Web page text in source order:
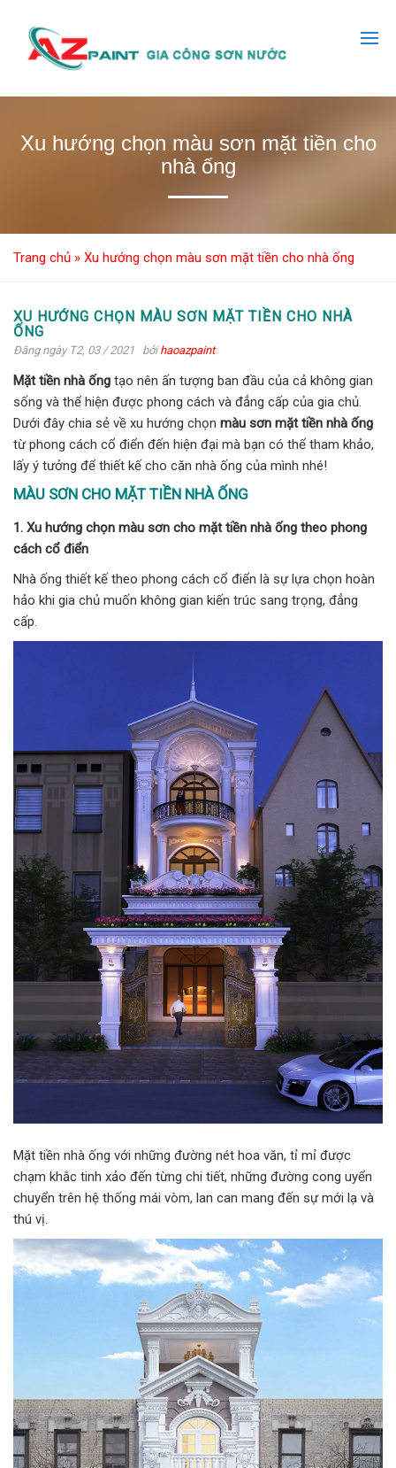
Xu hướng chọn màu sơn mặt tiền cho
nhà ống
Trang chủ » Xu hướng chọn màu sơn mặt tiền cho nhà ống
XU HƯỚNG CHỌN MÀU SƠN MẶT TIỀN CHO NHÀ
ỐNG
Đăng ngày T2, 03 / 2021 bởihaoazpaint
Mặt tiền nhà ống tạo nên ấn tượng ban đầu của cả không gian
sống và thể hiện được phong cách và đẳng cấp của gia chủ.
Dưới đây chia sẻ về xu hướng chọn màu sơn mặt tiền nhà ống
từ phong cách cổ điển đến hiện đại mà bạn có thể tham khảo,
lấy ý tưởng để thiết kế cho căn nhà ống của mình nhé!
MÀU SƠN CHO MẶT TIỀN NHÀ ỐNG
1. Xu hướng chọn màu sơn cho mặt tiền nhà ống theo phong
cách cổ điển
Nhà ống thiết kế theo phong cách cổ điển là sự lựa chọn hoàn
hảo khi gia chủ muốn không gian kiến trúc sang trọng, đẳng
cấp.
Mặt tiền nhà ống với những đường nét hoa văn, tỉ mỉ được
chạm khắc tinh xảo đến từng chi tiết, những đường cong uyển
chuyển trên hệ thống mái vòm, lan can mang đến sự mới lạ và
thú vị.